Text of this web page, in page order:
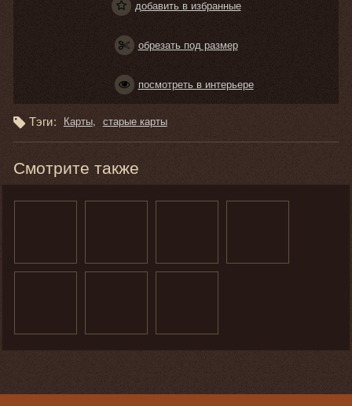
добавить в избранные
обрезать под размер
посмотреть в интерьере
Тэги: Карты старые карты
Смотрите также